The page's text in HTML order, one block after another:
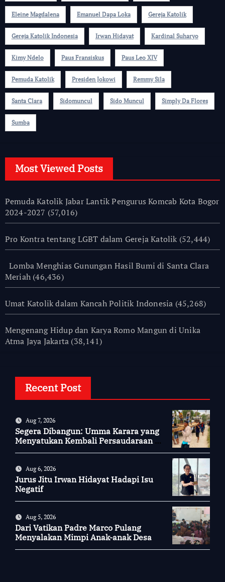
Eleine Magdalena Emanuel Dapa Loka Gereja Katolik
Gereja Katolik Indonesia Irwan Hidayat Kardinal Suharyo
Kimy Ndelo Paus Fransiskus Paus Leo XIV
Pemuda Katolik Presiden Jokowi Remmy Sila
Santa Clara Sidomuncul Sido Muncul Simply Da Flores
Sumba
Most Viewed Posts
Pemuda Katolik Jabar Lantik Pengurus Komcab Kota Bogor
2024-2027 (57,016)
Pro Kontra tentang LGBT dalam Gereja Katolik (52,444)
Lomba Menghias Gunungan Hasil Bumi di Santa Clara
Meriah (46,436)
Umat Katolik dalam Kancah Politik Indonesia (45,268)
Mengenang Hidup dan Karya Romo Mangun di Unika
Atma Jaya Jakarta (38,141)
Recent Post
Aug 7, 2026
Segera Dibangun: Umma Karara yang
Menyatukan Kembali Persaudaraan di
Aug 6, 2026
Jurus Jitu Irwan Hidayat Hadapi Isu
Negatif
Aug 5, 2026
Dari Vatikan Padre Marco Pulang
Menyalakan Mimpi Anak-anak Desa